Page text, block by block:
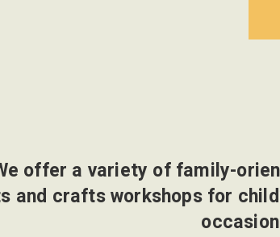
offer a variety of family-
and crafts workshops for